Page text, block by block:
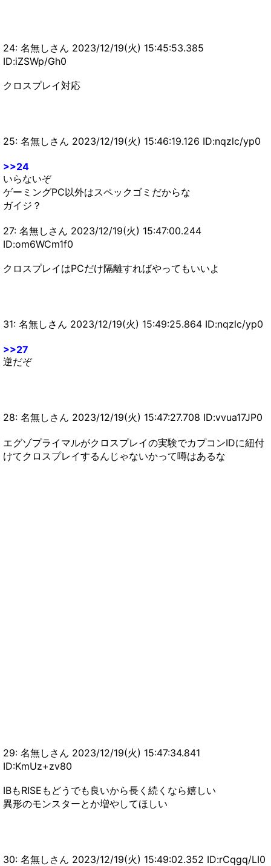
24: 名無しさん 2023/12/19(火) 15:45:53.385
ID:iZSWp/Gh0
クロスプレイ対応
25: 名無しさん 2023/12/19(火) 15:46:19.126 ID:nqzlc/yp0
>>24
いらないぞ
ゲーミングPC以外はスペックゴミだからな
ガイジ？
27: 名無しさん 2023/12/19(火) 15:47:00.244
ID:om6WCm1f0
クロスプレイはPCだけ隔離すればやってもいいよ
31: 名無しさん 2023/12/19(火) 15:49:25.864 ID:nqzlc/yp0
>>27
逆だぞ
28: 名無しさん 2023/12/19(火) 15:47:27.708 ID:vvua17JP0
エグゾプライマルがクロスプレイの実験でカプコンIDに紐付
けてクロスプレイするんじゃないかって噂はあるな
29: 名無しさん 2023/12/19(火) 15:47:34.841
ID:KmUz+zv80
IBもRISEもどうでも良いから長く続くなら嬉しい
異形のモンスターとか増やしてほしい
30: 名無しさん 2023/12/19(火) 15:49:02.352 ID:rCqgq/LI0